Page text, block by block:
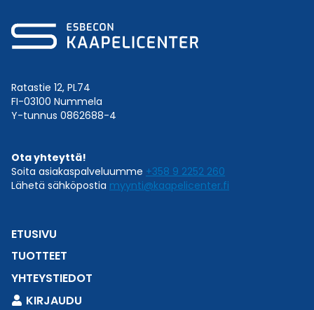
Ratastie 12, PL74
FI-03100 Nummela
Y-tunnus 0862688-4
Ota yhteyttä!
Soita asiakaspalveluumme +358 9 2252 260
Lähetä sähköpostia myynti@kaapelicenter.fi
ETUSIVU
TUOTTEET
YHTEYSTIEDOT
KIRJAUDU